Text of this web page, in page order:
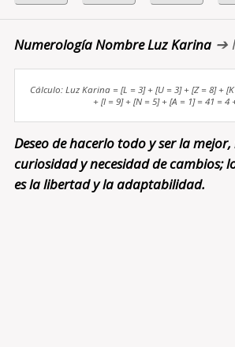
Numerología Nombre Luz Karina➔
Cálculo: Luz Karina = [L = 3] + [U = 3] + [Z = 8] +
+ [I = 9] + [N = 5] + [A = 1] = 41 = 4
Deseo de hacerlo todo y ser la
curiosidad y necesidad de cambios;
es la libertad y la adaptabilidad.